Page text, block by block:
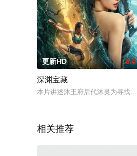
更新HD 8.0
深渊宝藏
本片讲述沐王府后代沐灵为寻找
相关推荐